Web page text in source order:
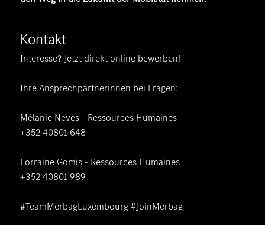
Kontakt
Interesse? Jetzt direkt online bewerben!
Ihre Ansprechpartnerinnen bei Fragen:
Mélanie Neves - Ressources Humaines
+352 40801 648
Lorraine Gomis - Ressources Humaines
+352 40801 989
#TeamMerbagLuxembourg #JoinMerbag